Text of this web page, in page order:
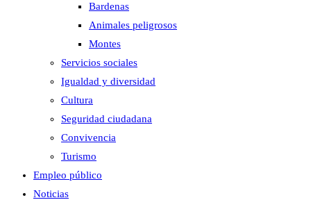
Bardenas
Animales peligrosos
Montes
Servicios sociales
Igualdad y diversidad
Cultura
Seguridad ciudadana
Convivencia
Turismo
Empleo público
Noticias